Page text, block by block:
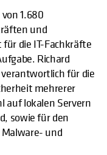
1.680
und
die IT-Fachkräfte
Richard
verantwortlich für die
mehrerer
auf lokalen Servern
sowie für den
und